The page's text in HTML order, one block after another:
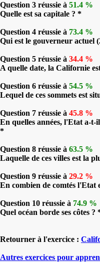
Question 3 réussie à 51.4 %
Quelle est sa capitale ? *
Question 4 réussie à 73.4 %
Qui est le gouverneur actuel
Question 5 réussie à 34.4 %
A quelle date, la Californie
Question 6 réussie à 54.5 %
Lequel de ces sommets est
Question 7 réussie à 45.8 %
En quelles années, l'Etat a-t-
*
Question 8 réussie à 63.5 %
Laquelle de ces villes est la
Question 9 réussie à 29.2 %
En combien de comtés l'Etat
Question 10 réussie à 74.9 %
Quel océan borde ses côtes ?
Retourner à l'exercice :
Autres exercices pour